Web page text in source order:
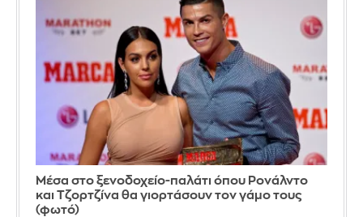
Μέσα στο ξενοδοχείο-παλάτι όπου Ρονάλντο
και Τζορτζίνα θα γιορτάσουν τον γάμο τους
(φωτό)